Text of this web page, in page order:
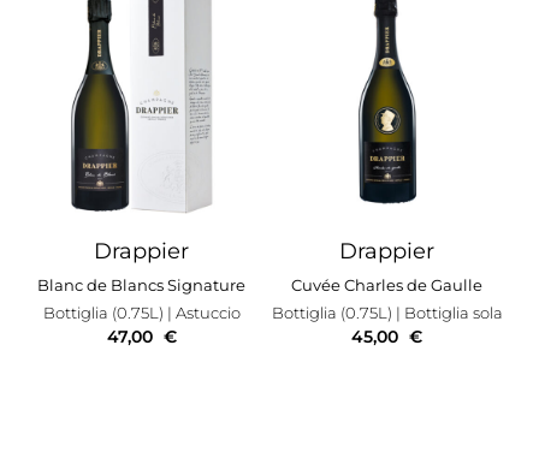
Drappier
Blanc de Blancs Signature
Bottiglia (0.75L) | Astuccio
47,00 €
Drappier
Cuvée Charles de Gaulle
Bottiglia (0.75L) | Bottiglia sola
45,00 €